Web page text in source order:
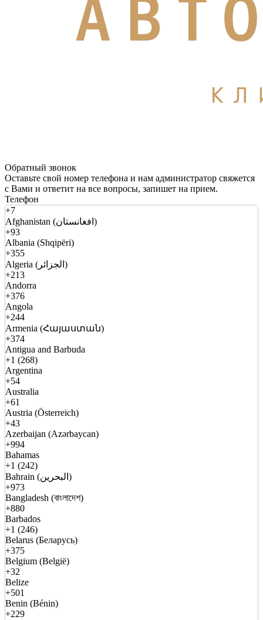
Обратный звонок
Оставьте свой номер телефона и нам администратор свяжется
с Вами и ответит на все вопросы, запишет на прием.
Телефон
+7
Afghanistan (افغانستان)
+93
Albania (Shqipëri)
+355
Algeria (الجزائر)
+213
Andorra
+376
Angola
+244
Armenia (Հայաստան)
+374
Antigua and Barbuda
+1 (268)
Argentina
+54
Australia
+61
Austria (Österreich)
+43
Azerbaijan (Azərbaycan)
+994
Bahamas
+1 (242)
Bahrain (البحرين)
+973
Bangladesh (বাংলাদেশ)
+880
Barbados
+1 (246)
Belarus (Беларусь)
+375
Belgium (België)
+32
Belize
+501
Benin (Bénin)
+229